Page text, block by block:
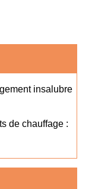
insalubre
de chauffage :